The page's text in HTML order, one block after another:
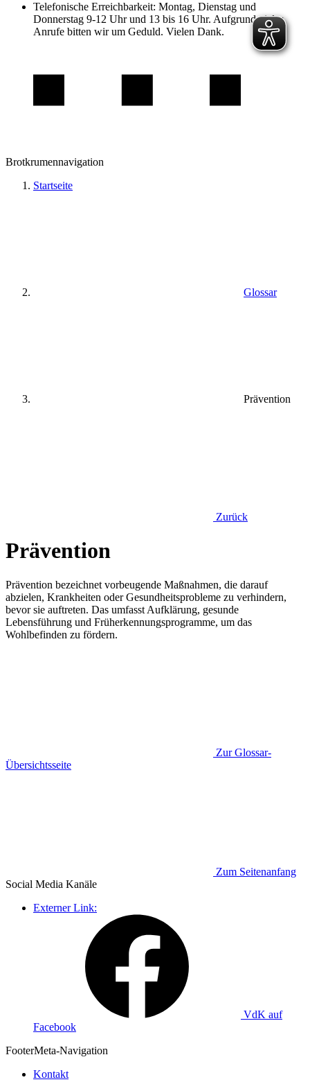
Telefonische Erreichbarkeit: Montag, Dienstag und
Donnerstag 9-12 Uhr und 13 bis 16 Uhr. Aufgrund vieler
Anrufe bitten wir um Geduld. Vielen Dank.
Brotkrumennavigation
Startseite
Glossar
Prävention
Zurück
Prävention
Prävention bezeichnet vorbeugende Maßnahmen, die darauf
abzielen, Krankheiten oder Gesundheitsprobleme zu verhindern,
bevor sie auftreten. Das umfasst Aufklärung, gesunde
Lebensführung und Früherkennungsprogramme, um das
Wohlbefinden zu fördern.
Zur Glossar-
Übersichtsseite
Zum Seitenanfang
Social Media Kanäle
Externer Link:
VdK auf
Facebook
FooterMeta-Navigation
Kontakt